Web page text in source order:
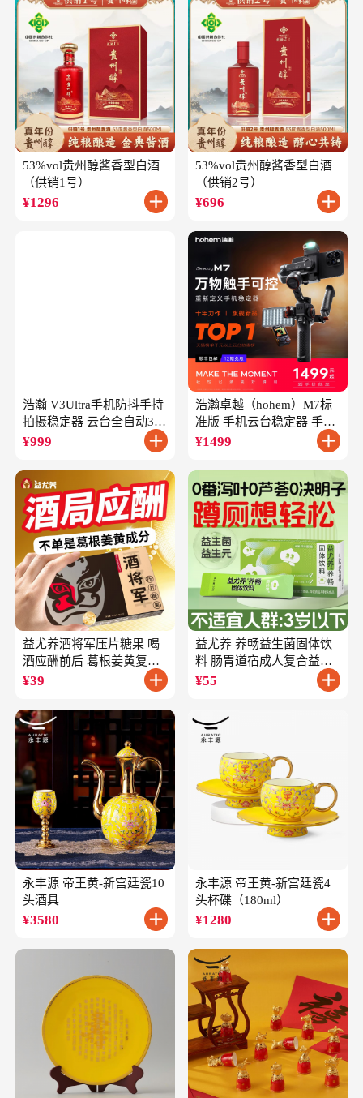
53%vol贵州醇酱香型白酒
（供销1号）
¥1296
53%vol贵州醇酱香型白酒
（供销2号）
¥696
浩瀚 V3Ultra手机防抖手持
拍摄稳定器 云台全自动360
度旋转跟拍 户外直播短视
¥999
浩瀚卓越（hohem）M7标
准版 手机云台稳定器 手持
云台正交三轴防抖 直播支
¥1499
益尤养酒将军压片糖果 喝
酒应酬前后 葛根姜黄复合
成分
¥39
益尤养 养畅益生菌固体饮
料 肠胃道宿成人复合益生
元
¥55
永丰源 帝王黄-新宫廷瓷10
头酒具
¥3580
永丰源 帝王黄-新宫廷瓷4
头杯碟（180ml）
¥1280